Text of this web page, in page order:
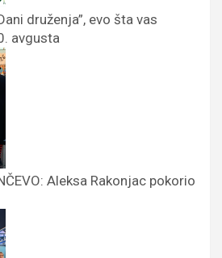
druženja”, evo šta vas
avgusta
Aleksa Rakonjac pokorio